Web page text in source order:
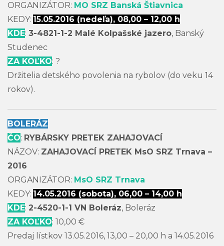
ORGANIZÁTOR: MO SRZ Banská Štiavnica
KEDY: 15.05.2016 (nedeľa), 08,00 – 12,00 h
KDE: 3-4821-1-2 Malé Kolpašské jazero, Banský
Studenec
ZA KOĽKO: ?
Držitelia detského povolenia na rybolov (do veku 14
rokov).
BOLERÁZ
ČO: RYBÁRSKY PRETEK ZAHAJOVACÍ
NÁZOV: ZAHAJOVACÍ PRETEK MsO SRZ Trnava –
2016
ORGANIZÁTOR: MsO SRZ Trnava
KEDY: 14.05.2016 (sobota), 06,00 – 14,00 h
KDE: 2-4520-1-1 VN Boleráz, Boleráz
ZA KOĽKO: 10,00 €
Predaj lístkov 13.05.2016, 13,00 – 20,00 h a 14.05.2016